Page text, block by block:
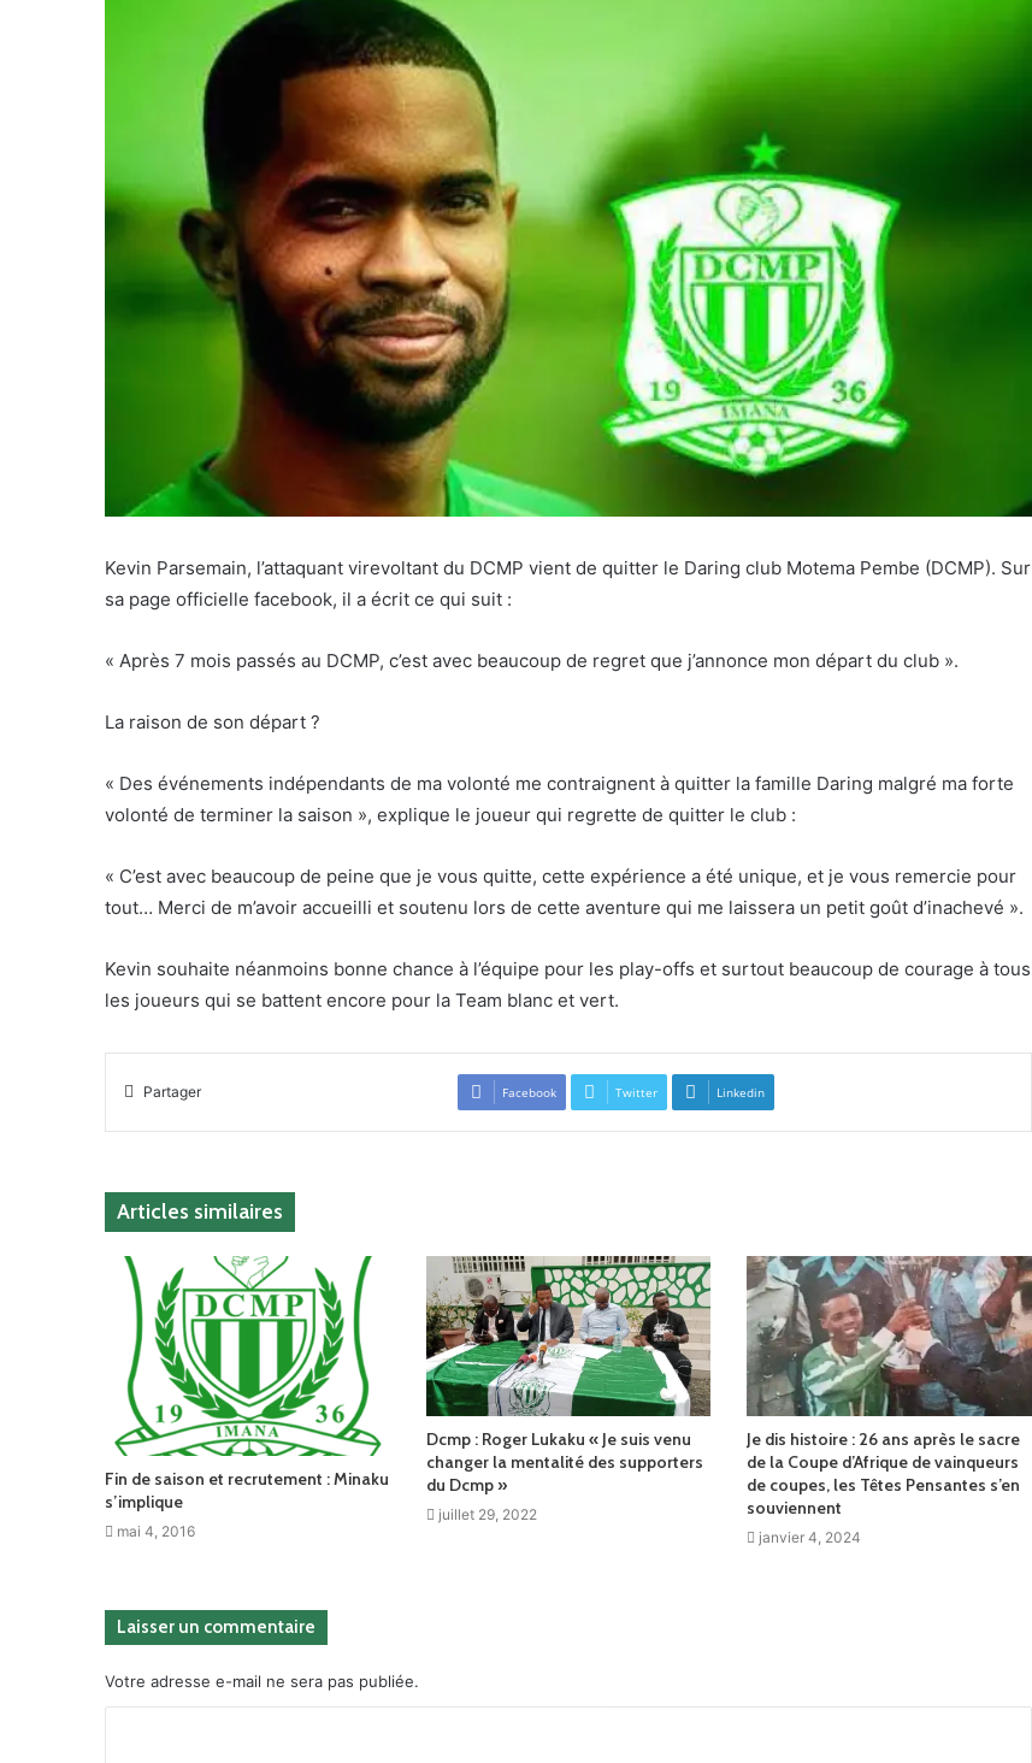
Kevin Parsemain, l’attaquant virevoltant du DCMP vient de quitter le Daring club Motema Pembe (DCMP). Sur
sa page officielle facebook, il a écrit ce qui suit :
« Après 7 mois passés au DCMP, c’est avec beaucoup de regret que j’annonce mon départ du club ».
La raison de son départ ?
« Des événements indépendants de ma volonté me contraignent à quitter la famille Daring malgré ma forte
volonté de terminer la saison », explique le joueur qui regrette de quitter le club :
« C’est avec beaucoup de peine que je vous quitte, cette expérience a été unique, et je vous remercie pour
tout… Merci de m’avoir accueilli et soutenu lors de cette aventure qui me laissera un petit goût d’inachevé ».
Kevin souhaite néanmoins bonne chance à l’équipe pour les play-offs et surtout beaucoup de courage à tous
les joueurs qui se battent encore pour la Team blanc et vert.
Partager Facebook Twitter Linkedin
Articles similaires
Fin de saison et recrutement : Minaku
s’implique
mai 4, 2016
Dcmp : Roger Lukaku « Je suis venu
changer la mentalité des supporters
du Dcmp »
juillet 29, 2022
Je dis histoire : 26 ans après le sacre
de la Coupe d’Afrique de vainqueurs
de coupes, les Têtes Pensantes s’en
souviennent
janvier 4, 2024
Laisser un commentaire
Votre adresse e-mail ne sera pas publiée.